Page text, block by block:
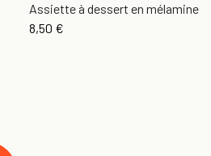
Assiette à dessert en mélamine
8,50 €